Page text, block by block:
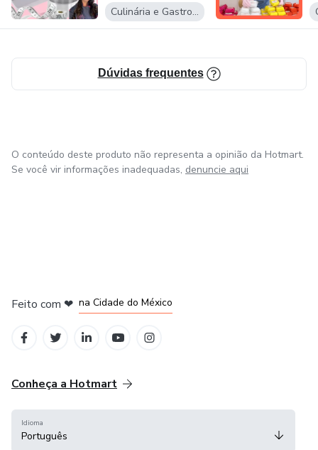
Culinária e Gastronomia
Dúvidas frequentes
O conteúdo deste produto não representa a opinião da Hotmart.
Se você vir informações inadequadas, denuncie aqui
Feito com ❤ na Cidade do México
Conheça a Hotmart
Idioma
Português